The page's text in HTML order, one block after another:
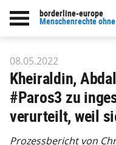
borderline-europe
Menschenrechte
zur Übersicht:
08.05.2022
Kheiraldin,
#Paros3 zu
verurteilt, weil
Prozessbericht von